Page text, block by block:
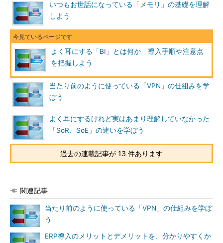
いつもお世話になっている「メモリ」の基礎を理解
しよう
よく耳にする「BI」とは何か 導入手順や注意点
を把握しよう
当たり前のように使っている「VPN」の仕組みを学
ぼう
よく耳にするけれど実はあまり理解していなかった
「SoR、SoE」の違いを学ぼう
過去の連載記事が 13 件あります
関連記事
当たり前のように使っている「VPN」の仕組みを学ぼ
う
ERP導入のメリットとデメリットを、分かりやすくか